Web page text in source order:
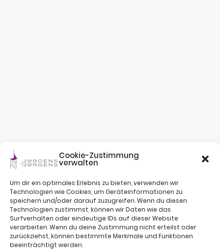
Cookie-Zustimmung
verwalten
Um dir ein optimales Erlebnis zu bieten, verwenden wir
Technologien wie Cookies, um Geräteinformationen zu
speichern und/oder darauf zuzugreifen. Wenn du diesen
Technologien zustimmst, können wir Daten wie das
Surfverhalten oder eindeutige IDs auf dieser Website
verarbeiten. Wenn du deine Zustimmung nicht erteilst oder
zurückziehst, können bestimmte Merkmale und Funktionen
beeinträchtigt werden.